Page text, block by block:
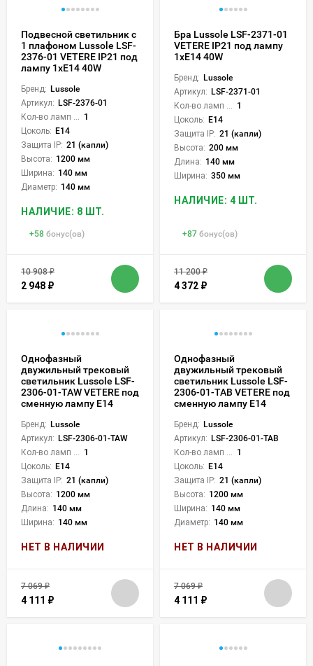
Подвесной светильник с
1 плафоном Lussole LSF-
2376-01 VETERE IP21 под
лампу 1xE14 40W
Бренд: Lussole
Артикул: LSF-2376-01
1
Цоколь: E14
Защита IP: 21 (капли)
Высота: 1200 мм
Ширина: 140 мм
Диаметр: 140 мм
НАЛИЧИЕ: 8 ШТ.
+58 бонус(ов)
10 908₽
2 948 ₽
Бра Lussole LSF-2371-01
VETERE IP21 под лампу
1xE14 40W
Бренд: Lussole
Артикул: LSF-2371-01
1
Цоколь: E14
Защита IP: 21 (капли)
Высота: 200 мм
Длина: 140 мм
Ширина: 350 мм
НАЛИЧИЕ: 4 ШТ.
+87 бонус(ов)
11 200₽
4 372 ₽
Однофазный
двужильный трековый
светильник Lussole LSF-
2306-01-TAW VETERE под
сменную лампу Е14
Бренд: Lussole
Артикул: LSF-2306-01-TAW
1
Цоколь: E14
Защита IP: 21 (капли)
Высота: 1200 мм
Длина: 140 мм
Ширина: 140 мм
НЕТ В НАЛИЧИИ
7 069₽
4 111 ₽
Однофазный
двужильный трековый
светильник Lussole LSF-
2306-01-TAB VETERE под
сменную лампу Е14
Бренд: Lussole
Артикул: LSF-2306-01-TAB
1
Цоколь: E14
Защита IP: 21 (капли)
Высота: 1200 мм
Ширина: 140 мм
Диаметр: 140 мм
НЕТ В НАЛИЧИИ
7 069₽
4 111 ₽